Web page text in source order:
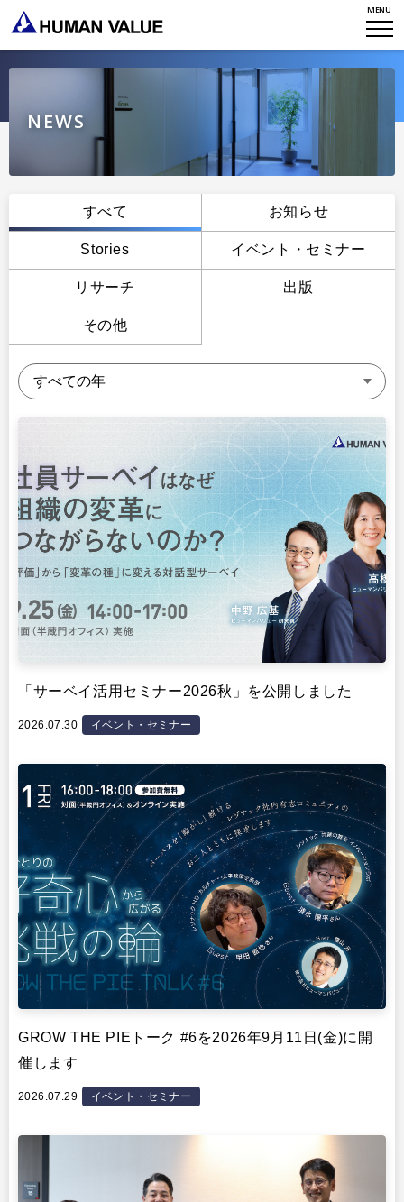
MENU
WHO WE ARE
会社概要
HVからのメッセージ
ミッション・バリュー
プライバシーポリシー
WHAT WE DO
組織変革
リーダーシップ
PMI
出版
プラクティショナー養成
リサーチ
STORIES
イベント・セミナー
出版
その他
CONTACT
NEWS
すべて お知らせ
Stories イベント・セミナー
リサーチ 出版
その他
「サーベイ活用セミナー2026秋」を公開しました
2026.07.30 イベント・セミナー
GROW THE PIEトーク #6を2026年9月11日(金)に開
催します
2026.07.29 イベント・セミナー